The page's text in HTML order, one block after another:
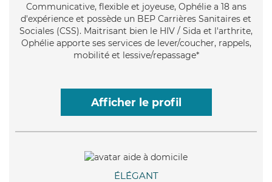
Communicative, flexible et joyeuse, Ophélie a 18 ans
d'expérience et possède un BEP Carrières Sanitaires et
Sociales (CSS). Maitrisant bien le HIV / Sida et l'arthrite,
Ophélie apporte ses services de lever/coucher, rappels,
mobilité et lessive/repassage*
Afficher le profil
ÉLÉGANT